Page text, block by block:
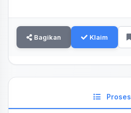
Bagikan Klaim
Proses